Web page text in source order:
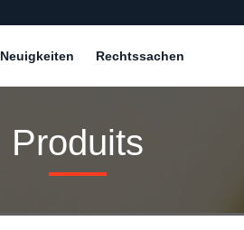
Neuigkeiten Rechtssachen
Produits